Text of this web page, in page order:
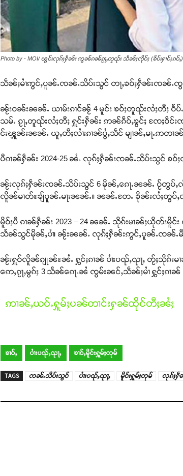
Photo by - MOI/ ၽွင်းလုၵ်ႈႁဵၼ်း ဢွၼ်ၵၼ်ၵႂႃႇတူၺ်း သဵၼ်ႈၸိုဝ်ႈ (ၶႅပ်းႁၢင်ႈၵဝ်ႇ)
သဵၼ်ႈမၢႆဢွင်ႇပူၼ်ႉၸၼ်ႉသိပ်းသွင် တႃႇၶဝ်ႈႁဵၼ်းၸၼ်ႉၸွ
ၼႂ်းဝၼ်းၼၼ်ႉ ယၢမ်းၵၢင်ၼႂ် 4 မူင်း ၶဝ်ႈတူၺ်းလႆႈတီႈ ဝႅပ်ႉသ
သမ်ႉ ၵႂႃႇတူၺ်းလႆႈတီႈ ႁူင်းႁဵၼ်း ဢၼ်ၵဵဝ်ႇၶွင်ႈ ၸႄႈဝဵင်
င်းၾူၼ်းၼၼ်ႉ ယူႇတီႈလၢႆးၵၢၼ်ပွႆႇသဵင် မျၢၼ်ႇမႃႉဢတၢ
ပီၵၢၼ်ႁဵၼ်း 2024-25 ၼႆႉ လုၵ်ႈႁဵၼ်းၸၼ်ႉသိပ်းသွင် ၶဝ်ႈတွပ်
ၼႂ်းလုၵ်ႈႁဵၼ်းၸၼ်ႉသိပ်းသွင် 6 မိုၼ်ႇၵေႃႉၼၼ်ႉ ဝႂ်တွပ်ႇ
လိူၼ်မၢတ်ႊၶျ်ပူၼ်ႉမႃးၼၼ်ႉ။ ၼၼ်ႉတႄႉ ၶိုၼ်းလႆႈတွပ်
မိူဝ်ႈပီ ၵၢၼ်ႁဵၼ်း 2023 – 24 ၼၼ်ႉ သိုၵ်းမၢၼ်ႈယိုတ်းမိူင်
သႅၼ်သွင်မိုၼ်ႇပၢႆ၊ ၼႂ်းၼၼ်ႉ လုၵ်ႈႁဵၼ်းဢွင်ႇပူၼ်ႉၸၼ်ႉမီး
ၼႂ်းႁူဝ်လိူၼ်ၵျုၼ်ႊၼႆႉ ႁွင်ႈၵၢၼ် ပၢႆးပၺ်ႇၺႃႇ တႂ်ႈသိုၵ်းမ
ဢေႇၵႂႃႇမွၵ်ႈ 3 သႅၼ်ၵေႃႉၼႆ ၸွမ်းၼင်ႇသဵၼ်ႈမၢႆ ႁွင်ႈၵၢၼ်
ဢၢၼ်ႇယဝ်ႉႁူမ်ႈပၼ်တၢင်းႁၼ်ထိုင်တီႈၼႆႈ
ၶၢဝ်ႇ ပၢႆးပၺ်ႇၺႃႇ ၶၢဝ်ႇမိူင်းႁူမ်ႈတုမ်
TAGS ၸၼ်ႉသိပ်းသွင် ပၢႆးပၺ်ႇၺႃႇ မိူင်းႁူမ်ႈတုမ် လုၵ်ႈႁဵ